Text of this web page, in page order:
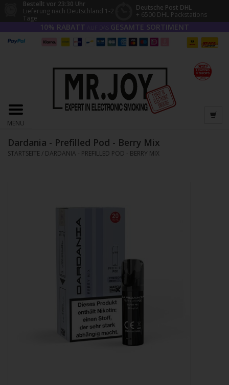
Bestellt vor 23:30 Uhr
Lieferung nach Deutschland 1-2
Tage
Deutsche Post DHL
+ 6500 DHL Packstations
10% RABATT GESAMTE SORTIMENT
MENU
Dardania - Prefilled Pod - Berry Mix
STARTSEITE / DARDANIA - PREFILLED POD - BERRY MIX